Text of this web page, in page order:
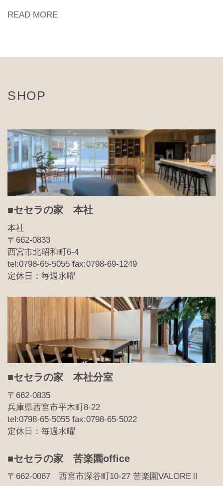
READ MORE
SHOP
■セセラの家 本社
本社
〒662-0833
西宮市北昭和町6-4
tel:0798-65-5055 fax:0798-69-1249
定休日：毎週水曜
■セセラの家 本社分室
〒662-0835
兵庫県西宮市平木町8-22
tel:0798-65-5055 fax:0798-65-5022
定休日：毎週水曜
■セセラの家 苦楽園office
〒662-0067 西宮市深谷町10-27 苦楽園VALOREⅡ